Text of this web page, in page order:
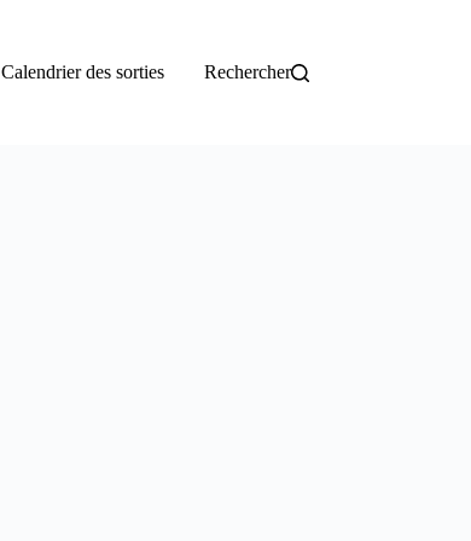
Calendrier des sorties Rechercher